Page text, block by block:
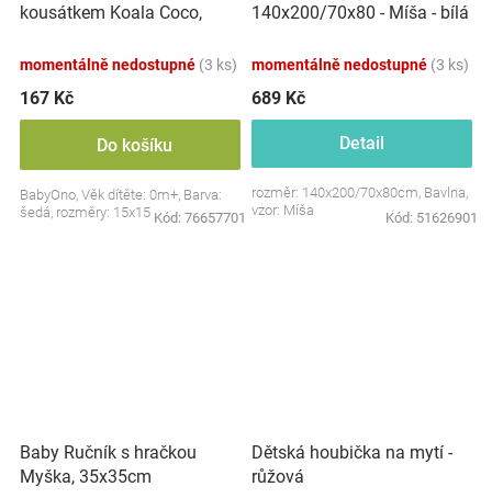
kousátkem Koala Coco,
momentálně nedostupné (3 ks)
167 Kč
Do košíku
BabyOno, Věk dítěte: 0m+, Barva:
šedá, rozměry: 15x15 cm.
Kód: 76657701
140x200/70x80 - Míša - bílá
momentálně nedostupné (3 ks)
689 Kč
Detail
rozměr: 140x200/70x80cm, Bavlna,
vzor: Míša
Kód: 51626901
Baby Ručník s hračkou
Myška, 35x35cm
Dětská houbička na mytí -
růžová